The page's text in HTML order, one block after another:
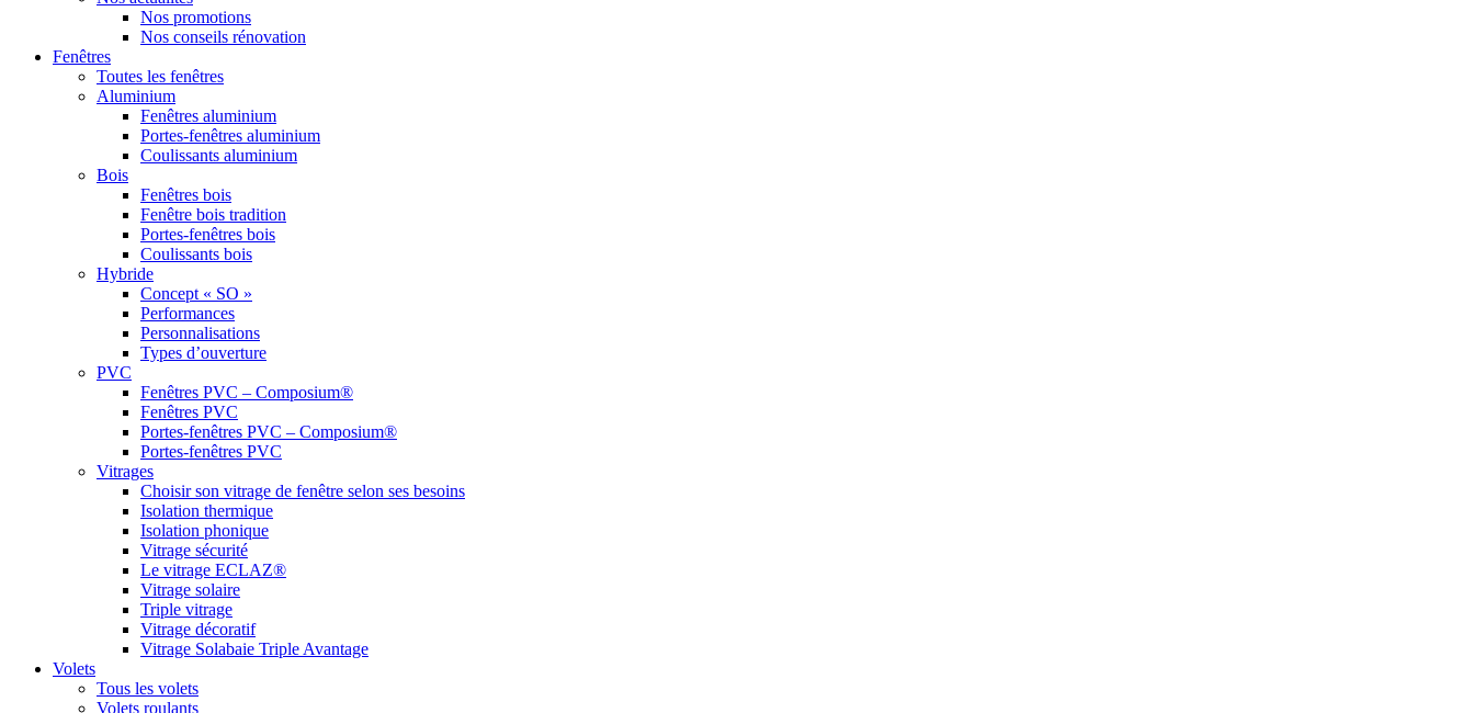
Nos promotions
Nos conseils rénovation
Fenêtres
Toutes les fenêtres
Aluminium
Fenêtres aluminium
Portes-fenêtres aluminium
Coulissants aluminium
Bois
Fenêtres bois
Fenêtre bois tradition
Portes-fenêtres bois
Coulissants bois
Hybride
Concept « SO »
Performances
Personnalisations
Types d’ouverture
PVC
Fenêtres PVC – Composium®
Fenêtres PVC
Portes-fenêtres PVC – Composium®
Portes-fenêtres PVC
Vitrages
Choisir son vitrage de fenêtre selon ses besoins
Isolation thermique
Isolation phonique
Vitrage sécurité
Le vitrage ECLAZ®
Vitrage solaire
Triple vitrage
Vitrage décoratif
Vitrage Solabaie Triple Avantage
Volets
Tous les volets
Volets roulants